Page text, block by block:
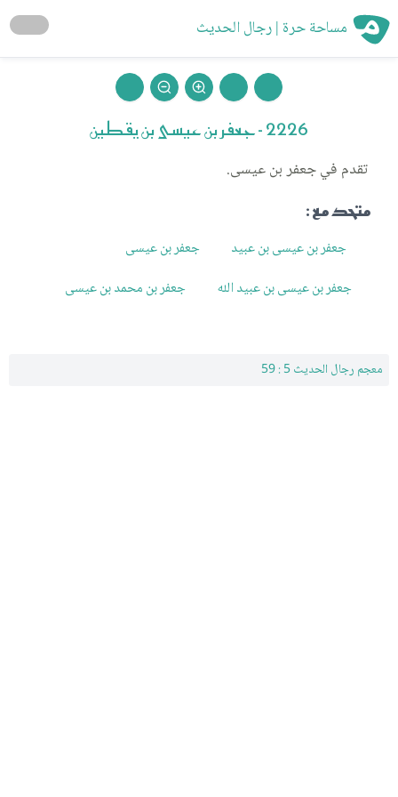
مساحة حرة | رجال الحديث
2226 - جعفر بن عيسى بن يقطين
تقدم في جعفر بن عيسى.
متحد مع :
جعفر بن عيسى بن عبيد
جعفر بن عيسى
جعفر بن عيسى بن عبيد الله
جعفر بن محمد بن عيسى
معجم رجال الحديث 5 : 59